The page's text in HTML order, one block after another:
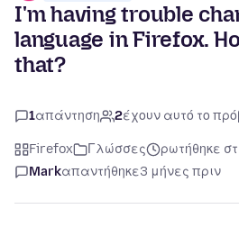
I'm having trouble
language in Firefox.
that?
1απάντηση 2έχουν αυτό το
Firefox Γλώσσες
ρωτήθηκε
Markαπαντήθηκε3 μήνες πριν